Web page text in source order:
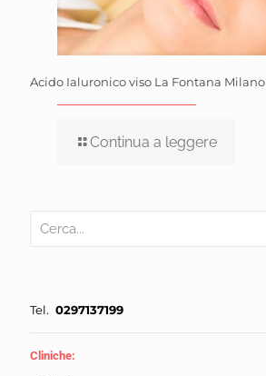
Acido Ialuronico viso La Fontana Milano
Continua a leggere
Tel. 0297137199
Cliniche: